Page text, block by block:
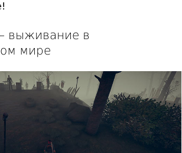
выживание в
мире